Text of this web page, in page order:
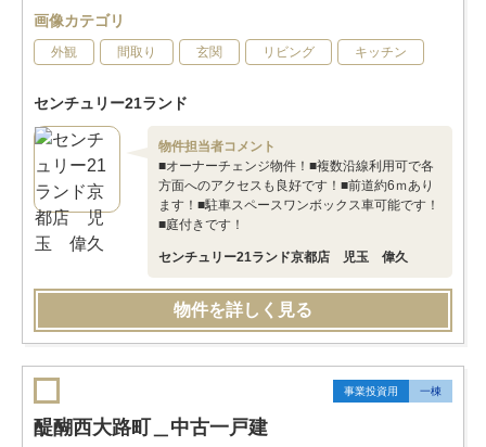
画像カテゴリ
外観 間取り 玄関 リビング キッチン
センチュリー21ランド
物件担当者コメント
■オーナーチェンジ物件！■複数沿線利用可で各
方面へのアクセスも良好です！■前道約6ｍあり
ます！■駐車スペースワンボックス車可能です！
■庭付きです！
センチュリー21ランド京都店 児玉 偉久
物件を詳しく見る
事業投資用 一棟
醍醐西大路町＿中古一戸建